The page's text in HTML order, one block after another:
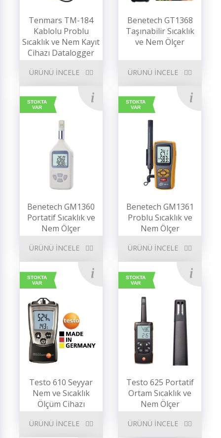
Tenmars TM-184
Kablolu Problu
Sıcaklık ve Nem Kayıt
Cihazı Datalogger
ÜRÜNÜ İNCELE
Benetech GT1368
Taşınabilir Sıcaklık
ve Nem Ölçer
ÜRÜNÜ İNCELE
STOKTA
VAR
Benetech GM1360
Portatif Sıcaklık ve
Nem Ölçer
ÜRÜNÜ İNCELE
STOKTA
VAR
Benetech GM1361
Problu Sıcaklık ve
Nem Ölçer
ÜRÜNÜ İNCELE
STOKTA
VAR
Testo 610 Seyyar
Nem ve Sıcaklık
Ölçüm Cihazı
ÜRÜNÜ İNCELE
STOKTA
VAR
Testo 625 Portatif
Ortam Sıcaklık ve
Nem Ölçer
ÜRÜNÜ İNCELE